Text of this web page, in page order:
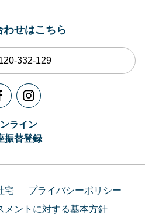
わせはこちら
332-129
ライン
振替登録
宅
プライバシーポリシー
メントに対する基本方針